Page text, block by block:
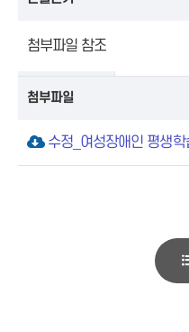
첨부파일 참조
첨부파일
수정_여성장애인 평생